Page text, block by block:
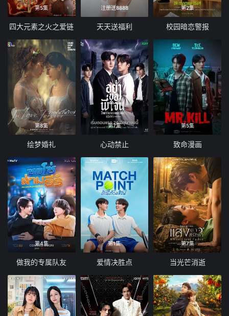
第5集
四大元素之火之爱链
注册送8888
天天送福利
第2集
校园暗恋警报
第8集
绘梦婚礼
第7集
心动禁止
第5集
致命漫画
第4集
做我的专属队友
第1集
爱情决胜点
第7集
当光芒消逝